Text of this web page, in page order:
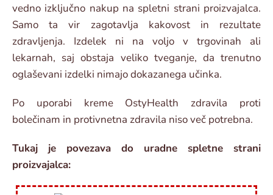
vedno izključno nakup na spletni strani proizvajalca.
Samo ta vir zagotavlja kakovost in rezultate
zdravljenja. Izdelek ni na voljo v trgovinah ali
lekarnah, saj obstaja veliko tveganje, da trenutno
oglaševani izdelki nimajo dokazanega učinka.
Po uporabi kreme OstyHealth zdravila proti
bolečinam in protivnetna zdravila niso več potrebna.
Tukaj je povezava do uradne spletne strani
proizvajalca: